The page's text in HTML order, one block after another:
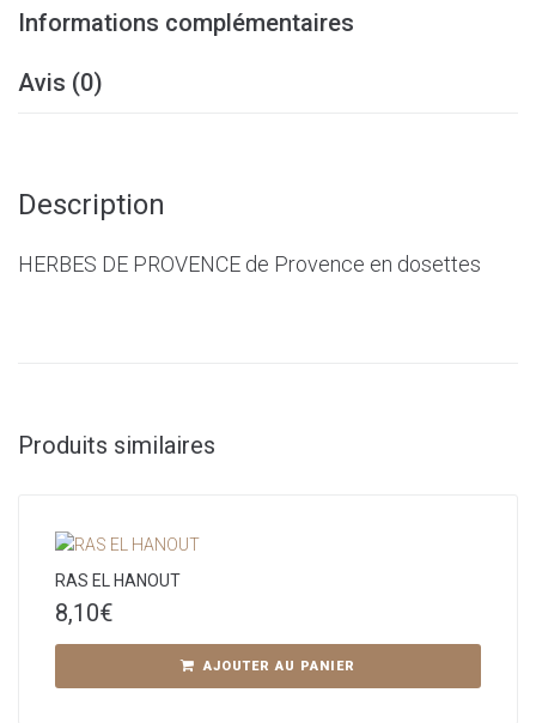
Informations complémentaires
Avis (0)
Description
HERBES DE PROVENCE de Provence en dosettes
Produits similaires
RAS EL HANOUT
8,10€
AJOUTER AU PANIER